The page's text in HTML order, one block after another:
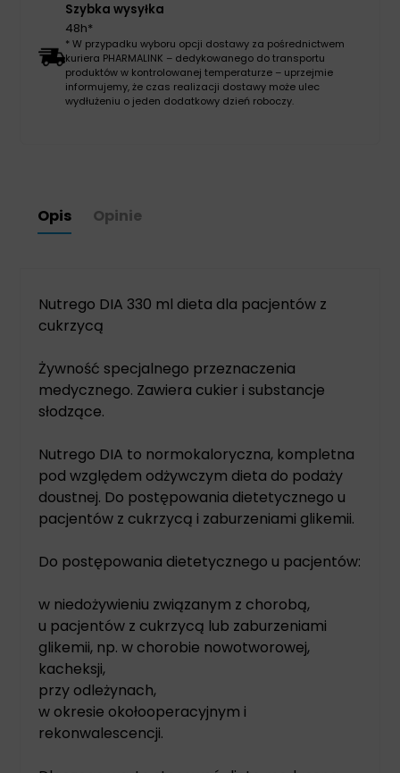
Szybka wysyłka
48h*
* W przypadku wyboru opcji dostawy za pośrednictwem
kuriera PHARMALINK – dedykowanego do transportu
produktów w kontrolowanej temperaturze – uprzejmie
informujemy, że czas realizacji dostawy może ulec
wydłużeniu o jeden dodatkowy dzień roboczy.
Opis Opinie
Nutrego DIA 330 ml dieta dla pacjentów z
cukrzycą
Żywność specjalnego przeznaczenia
medycznego. Zawiera cukier i substancje
słodzące.
Nutrego DIA to normokaloryczna, kompletna
pod względem odżywczym dieta do podaży
doustnej. Do postępowania dietetycznego u
pacjentów z cukrzycą i zaburzeniami glikemii.
Do postępowania dietetycznego u pacjentów:
w niedożywieniu związanym z chorobą,
u pacjentów z cukrzycą lub zaburzeniami
glikemii, np. w chorobie nowotworowej,
kacheksji,
przy odleżynach,
w okresie okołooperacyjnym i
rekonwalescencji.